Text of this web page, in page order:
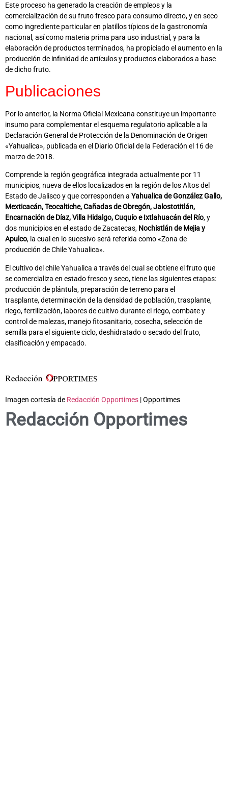
Este proceso ha generado la creación de empleos y la
comercialización de su fruto fresco para consumo directo, y en seco
como ingrediente particular en platillos típicos de la gastronomía
nacional, así como materia prima para uso industrial, y para la
elaboración de productos terminados, ha propiciado el aumento en la
producción de infinidad de artículos y productos elaborados a base
de dicho fruto.
Publicaciones
Por lo anterior, la Norma Oficial Mexicana constituye un importante
insumo para complementar el esquema regulatorio aplicable a la
Declaración General de Protección de la Denominación de Origen
«Yahualica», publicada en el Diario Oficial de la Federación el 16 de
marzo de 2018.
Comprende la región geográfica integrada actualmente por 11
municipios, nueva de ellos localizados en la región de los Altos del
Estado de Jalisco y que corresponden a Yahualica de González Gallo,
Mexticacán, Teocaltiche, Cañadas de Obregón, Jalostotitlán,
Encarnación de Díaz, Villa Hidalgo, Cuquío e Ixtlahuacán del Río, y
dos municipios en el estado de Zacatecas, Nochistlán de Mejia y
Apulco, la cual en lo sucesivo será referida como «Zona de
producción de Chile Yahualica».
El cultivo del chile Yahualica a través del cual se obtiene el fruto que
se comercializa en estado fresco y seco, tiene las siguientes etapas:
producción de plántula, preparación de terreno para el
trasplante, determinación de la densidad de población, trasplante,
riego, fertilización, labores de cultivo durante el riego, combate y
control de malezas, manejo fitosanitario, cosecha, selección de
semilla para el siguiente ciclo, deshidratado o secado del fruto,
clasificación y empacado.
Imagen cortesía de Redacción Opportimes | Opportimes
Redacción Opportimes